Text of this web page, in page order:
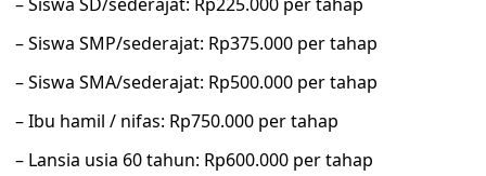
– Siswa SMP/sederajat: Rp375.000 per tahap
– Siswa SMA/sederajat: Rp500.000 per tahap
– Ibu hamil / nifas: Rp750.000 per tahap
– Lansia usia 60 tahun: Rp600.000 per tahap